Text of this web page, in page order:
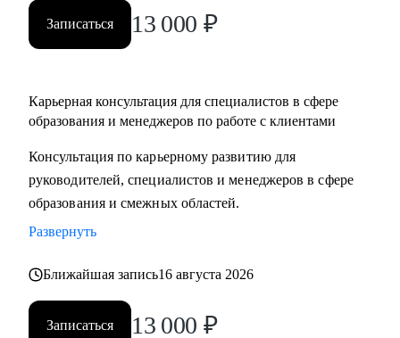
Записаться 13 000 ₽
Карьерная консультация для специалистов в сфере
образования и менеджеров по работе с клиентами
Консультация по карьерному развитию для
руководителей, специалистов и менеджеров в сфере
образования и смежных областей.
Развернуть
Ближайшая запись16 августа 2026
Записаться 13 000 ₽